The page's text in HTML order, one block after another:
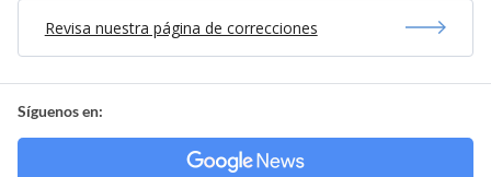
Revisa nuestra página de correcciones
Síguenos en: